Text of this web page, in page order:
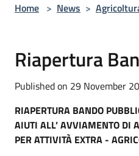
Home > News >
Riapertura
Published on 29 November
RIAPERTURA BANDO
AIUTI ALL’ AVVIAMENTO DI
PER ATTIVITÀ EXTRA -